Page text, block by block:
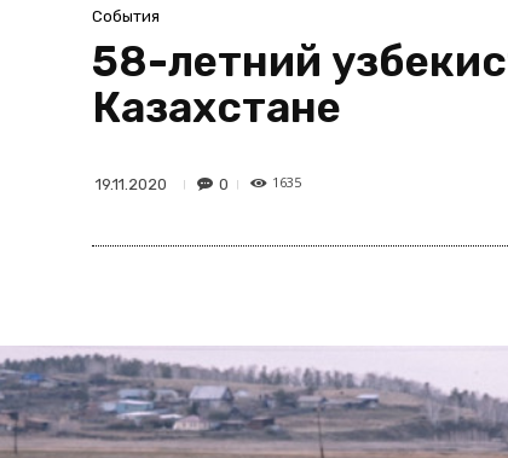
События
58-летний
Казахстане
19.11.2020 0 1635